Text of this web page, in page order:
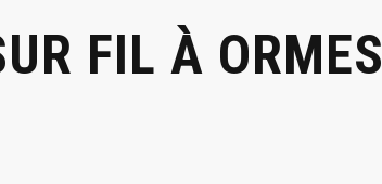
FIL À ORMES